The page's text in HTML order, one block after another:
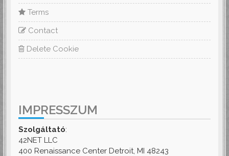
Terms
Contact
Delete Cookie
IMPRESSZUM
Szolgáltató:
42NET LLC
400 Renaissance Center Detroit, MI 48243